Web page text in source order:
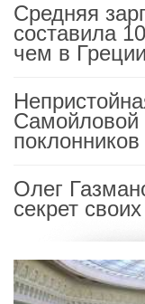
Средняя
составила
чем в Греции
Самойловой
поклонников
Олег
секрет